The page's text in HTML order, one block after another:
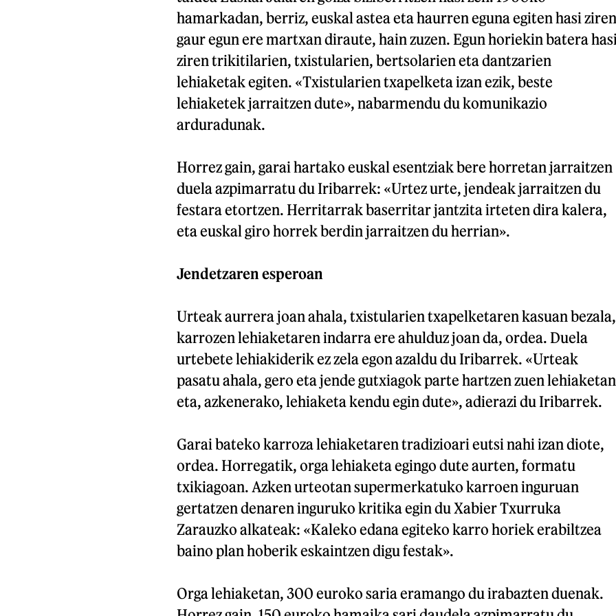
hamarkadan, berriz, euskal astea eta haurren eguna egiten hasi
gaur egun ere martxan diraute, hain zuzen. Egun horiekin batera
ziren trikitilarien, txistularien, bertsolarien eta dantzarien
lehiaketak egiten. «Txistularien txapelketa izan ezik, beste
lehiaketek jarraitzen dute», nabarmendu du komunikazio
arduradunak.
Horrez gain, garai hartako euskal esentziak bere horretan jarraitzen
duela azpimarratu du Iribarrek: «Urtez urte, jendeak jarraitzen du
festara etortzen. Herritarrak baserritar jantzita irteten dira kalera,
eta euskal giro horrek berdin jarraitzen du herrian».
Jendetzaren esperoan
Urteak aurrera joan ahala, txistularien txapelketaren kasuan bezala,
karrozen lehiaketaren indarra ere ahulduz joan da, ordea. Duela
urtebete lehiakiderik ez zela egon azaldu du Iribarrek. «Urteak
pasatu ahala, gero eta jende gutxiagok parte hartzen zuen
eta, azkenerako, lehiaketa kendu egin dute», adierazi du Iribarrek.
Garai bateko karroza lehiaketaren tradizioari eutsi nahi izan diote,
ordea. Horregatik, orga lehiaketa egingo dute aurten, formatu
txikiagoan. Azken urteotan supermerkatuko karroen inguruan
gertatzen denaren inguruko kritika egin du Xabier Txurruka
Zarauzko alkateak: «Kaleko edana egiteko karro horiek erabiltzea
baino plan hoberik eskaintzen digu festak».
Orga lehiaketan, 300 euroko saria eramango du irabazten duenak.